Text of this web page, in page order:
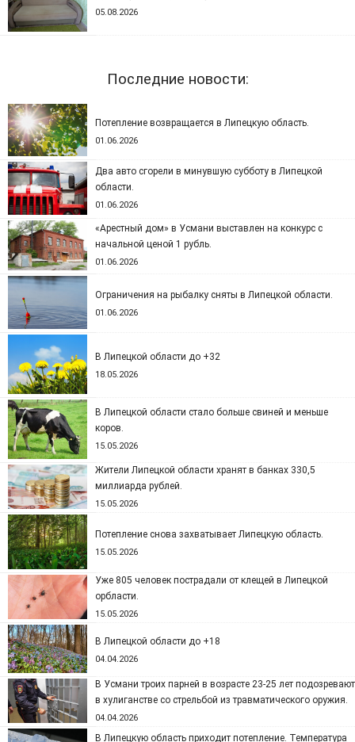
05.08.2026
Последние новости:
Потепление возвращается в Липецкую область.
01.06.2026
Два авто сгорели в минувшую субботу в Липецкой
области.
01.06.2026
«Арестный дом» в Усмани выставлен на конкурс с
начальной ценой 1 рубль.
01.06.2026
Ограничения на рыбалку сняты в Липецкой области.
01.06.2026
В Липецкой области до +32
18.05.2026
В Липецкой области стало больше свиней и меньше
коров.
15.05.2026
Жители Липецкой области хранят в банках 330,5
миллиарда рублей.
15.05.2026
Потепление снова захватывает Липецкую область.
15.05.2026
Уже 805 человек пострадали от клещей в Липецкой
орбласти.
15.05.2026
В Липецкой области до +18
04.04.2026
В Усмани троих парней в возрасте 23-25 лет подозревают
в хулиганстве со стрельбой из травматического оружия.
04.04.2026
В Липецкую область приходит потепление. Температура